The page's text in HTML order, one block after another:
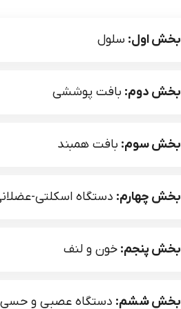
بخش اول: سلول
بخش دوم: بافت پوششی
بخش سوم: بافت همبند
بخش چهارم: دستگاه اسکلتی-
بخش پنجم: خون و لنف
بخش ششم: دستگاه عصبی و حسی